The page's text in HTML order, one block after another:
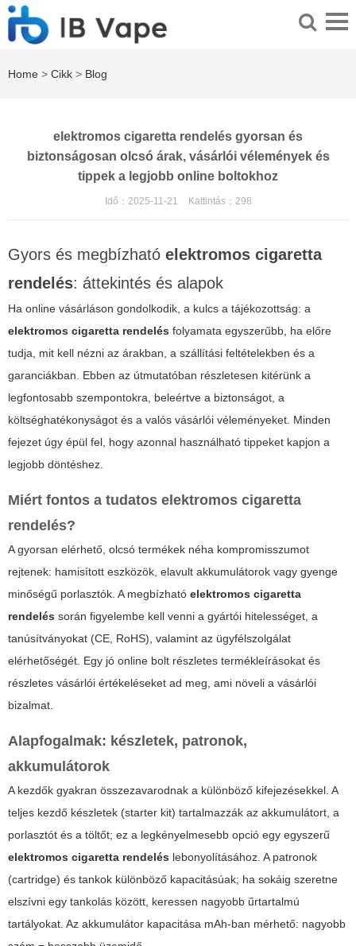
Home > Cikk > Blog
elektromos cigaretta rendelés gyorsan és
biztonságosan olcsó árak, vásárlói vélemények és
tippek a legjobb online boltokhoz
Idő：2025-11-21 Kattintás： 298
Gyors és megbízható elektromos cigaretta
rendelés: áttekintés és alapok
Ha online vásárláson gondolkodik, a kulcs a tájékozottság: a
elektromos cigaretta rendelés folyamata egyszerűbb, ha előre
tudja, mit kell nézni az árakban, a szállítási feltételekben és a
garanciákban. Ebben az útmutatóban részletesen kitérünk a
legfontosabb szempontokra, beleértve a biztonságot, a
költséghatékonyságot és a valós vásárlói véleményeket. Minden
fejezet úgy épül fel, hogy azonnal használható tippeket kapjon a
legjobb döntéshez.
Miért fontos a tudatos elektromos cigaretta
rendelés?
A gyorsan elérhető, olcsó termékek néha kompromisszumot
rejtenek: hamisított eszközök, elavult akkumulátorok vagy gyenge
minőségű porlasztók. A megbízható elektromos cigaretta
rendelés során figyelembe kell venni a gyártói hitelességet, a
tanúsítványokat (CE, RoHS), valamint az ügyfélszolgálat
elérhetőségét. Egy jó online bolt részletes termékleírásokat és
részletes vásárlói értékeléseket ad meg, ami növeli a vásárlói
bizalmat.
Alapfogalmak: készletek, patronok,
akkumulátorok
A kezdők gyakran összezavarodnak a különböző kifejezésekkel. A
teljes kezdő készletek (starter kit) tartalmazzák az akkumulátort, a
porlasztót és a töltőt; ez a legkényelmesebb opció egy egyszerű
elektromos cigaretta rendelés lebonyolításához. A patronok
(cartridge) és tankok különböző kapacitásúak; ha sokáig szeretne
elszívni egy tankolás között, keressen nagyobb űrtartalmú
tartályokat. Az akkumulátor kapacitása mAh-ban mérhető: nagyobb